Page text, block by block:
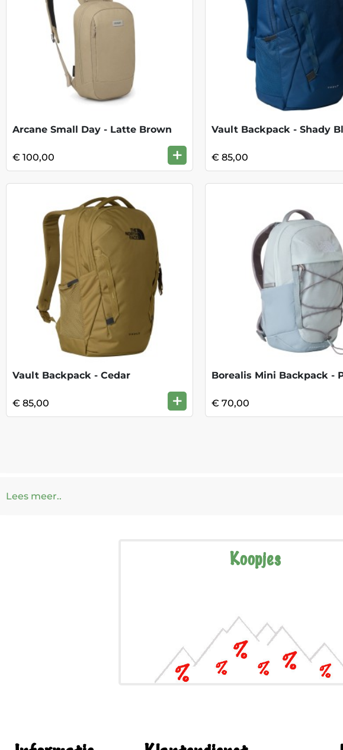
Arcane Small Day - Latte Brown
€ 100,00 + € 85,00
Vault Backpack - Cedar
€ 85,00 + € 70,00
Lees meer..
Koopjes